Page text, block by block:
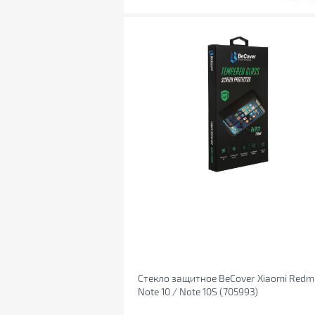
Стекло защитное BeCover Xiaomi
Note 10 / Note 10S (705993)